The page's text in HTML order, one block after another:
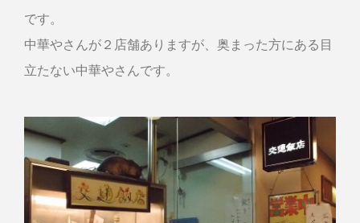
です。
中華やさんが２店舗ありますが、奥まった方にある目
立たない中華やさんです。